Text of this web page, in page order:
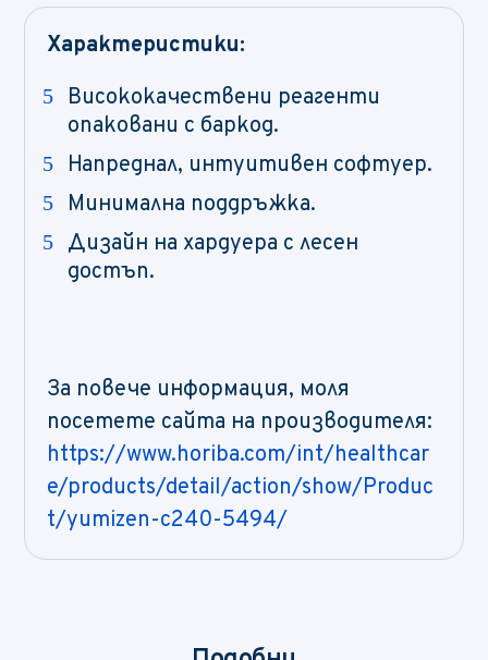
Характеристики:
Висококачествени реагенти
опаковани с баркод.
Напреднал, интуитивен софтуер.
Минимална поддръжка.
Дизайн на хардуера с лесен
достъп.
За повече информация, моля
посетете сайта на производителя:
https://www.horiba.com/int/healthcar
e/products/detail/action/show/Produc
t/yumizen-c240-5494/